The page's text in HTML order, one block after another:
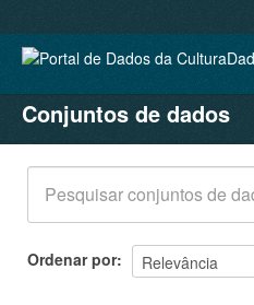
CONJUNTOS DE DADOS
ORGANIZAÇÕES
GRUPOS
SOBRE
Conjuntos de dados
Ordenar por